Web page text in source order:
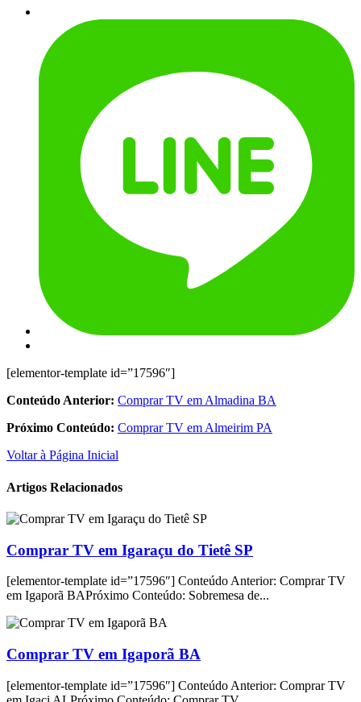
[elementor-template id=”17596″]
Conteúdo Anterior: Comprar TV em Almadina BA
Próximo Conteúdo: Comprar TV em Almeirim PA
Voltar à Página Inicial
Artigos Relacionados
Comprar TV em Igaraçu do Tietê SP
[elementor-template id=”17596″] Conteúdo Anterior: Comprar TV
em Igaporã BAPróximo Conteúdo: Sobremesa de...
Comprar TV em Igaporã BA
[elementor-template id=”17596″] Conteúdo Anterior: Comprar TV